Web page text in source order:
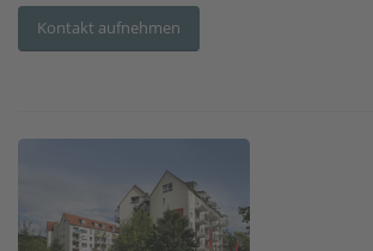
Kontakt aufnehmen